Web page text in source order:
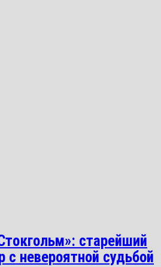
старейший
с невероятной судьбой